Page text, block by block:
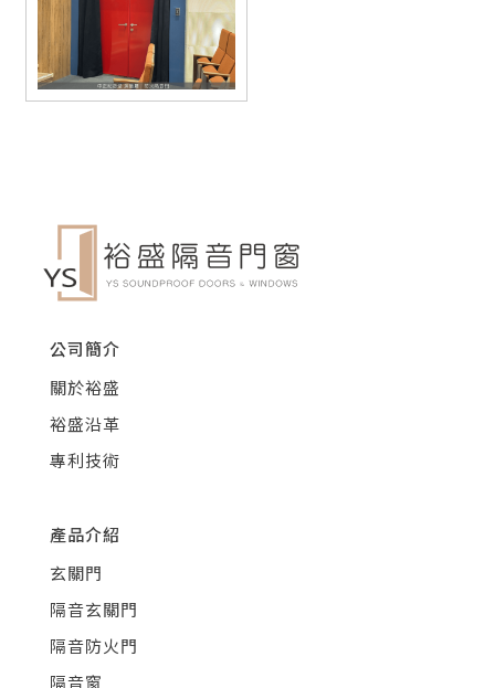
公司簡介
關於裕盛
裕盛沿革
專利技術
產品介紹
玄關門
隔音玄關門
隔音防火門
隔音窗